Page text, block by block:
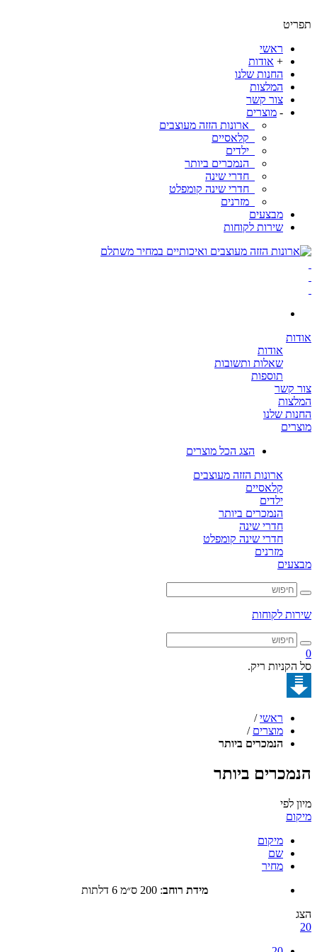
ראשי
אודות
החנות שלנו
המלצות
צור קשר
מוצרים
ארונות הזזה מעוצבים
קלאסיים
ילדים
הנמכרים ביותר
חדרי שינה
חדרי שינה קומפלט
מזרנים
מבצעים
שירות לקוחות
אודות
שאלות ותשובות
תוספות
קשר
שלנו
הצג הכל מוצרים
ארונות הזזה מעוצבים
קלאסיים
הנמכרים ביותר
חדרי שינה
חדרי שינה קומפלט
מזרנים
לקוחות
ריק.
ראשי
/
מוצרים /
הנמכרים ביותר
ביותר
מיקום
שם
מחיר
מידת רוחב :200 ס״מ 6 דלתות